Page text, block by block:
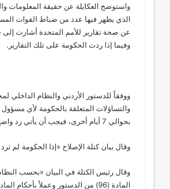
واستوضح العكايلة عن حقيقة المعلومات
الذي يظهر فيها عدد من ضباط القوات
عن صحة تقارير للأمم المتحدة أشارت إلى
وفيما إذا ردت الحكومة على تلك التقارير.
ووفقاً للدستور الأردني والنظام
بحوالي 7 أيام أخرى، فيجب أن يأتي رد واضح وكاف، وفي حال عدم الرد يقوم النائب بتحويل السؤال إلى استجواب.
وقال بيان كتلة الإصلاح «إذا الحكومة
وقال رئيس الكتلة في البيان «بحسب